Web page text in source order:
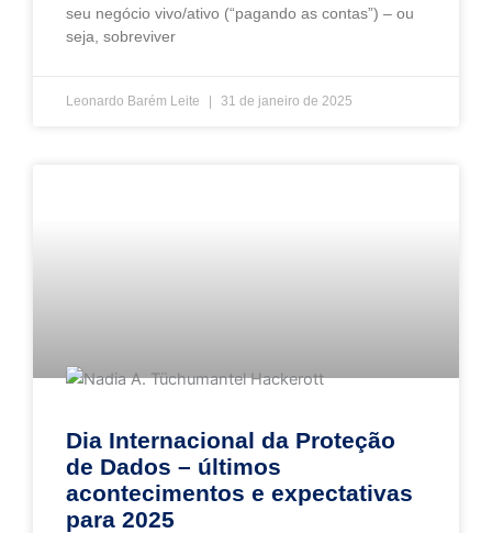
seu negócio vivo/ativo (“pagando as contas”) – ou
seja, sobreviver
Leonardo Barém Leite 31 de janeiro de 2025
Dia Internacional da Proteção
de Dados – últimos
acontecimentos e expectativas
para 2025